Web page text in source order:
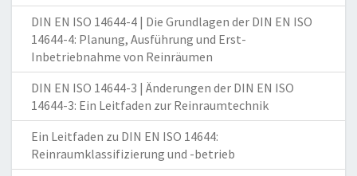
DIN EN ISO 14644-4 | Die Grundlagen der DIN EN ISO
14644-4: Planung, Ausführung und Erst-
Inbetriebnahme von Reinräumen
DIN EN ISO 14644-3 | Änderungen der DIN EN ISO
14644-3: Ein Leitfaden zur Reinraumtechnik
Ein Leitfaden zu DIN EN ISO 14644:
Reinraumklassifizierung und -betrieb